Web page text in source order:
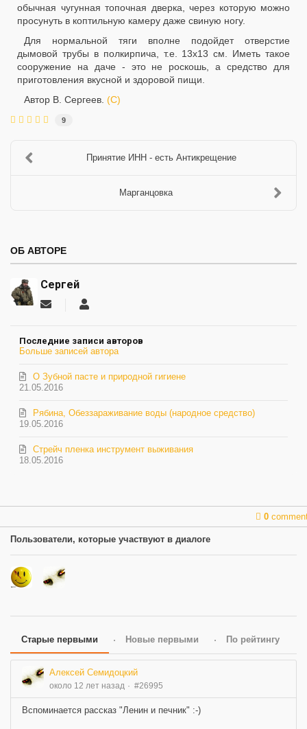
обычная чугунная топочная дверка, через которую можно
просунуть в коптильную камеру даже свиную ногу.
Для нормальной тяги вполне подойдет отверстие
дымовой трубы в полкирпича, т.е. 13x13 см. Иметь такое
сооружение на даче - это не роскошь, а средство для
приготовления вкусной и здоровой пищи.
Автор В. Сергеев. (С)
9
Принятие ИНН - есть Антикрещение
Марганцовка
ОБ АВТОРЕ
Сергей
Подписаться
автора
Сергей
Последние записи авторов
Больше записей автора
21.05.2016
О Зубной пасте и природной гигиене
19.05.2016
Рябина, Обеззараживание воды (народное средство)
18.05.2016
Стрейч пленка инструмент выживания
0
Пользователи, которые участвуют в диалоге
Старые первыми Новые первыми По рейтингу
Алексей Семидоцкий
около 12 лет назад #26995
Вспоминается рассказ "Ленин и печник" :-)